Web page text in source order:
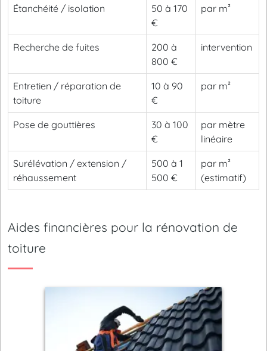
Étanchéité / isolation
50 à 170
€
par m²
Recherche de fuites
200 à
800 €
intervention
Entretien / réparation de
toiture
10 à 90
€
par m²
Pose de gouttières
30 à 100
€
par mètre
linéaire
Surélévation / extension /
réhaussement
500 à 1
500 €
par m²
(estimatif)
Aides financières pour la rénovation de
toiture